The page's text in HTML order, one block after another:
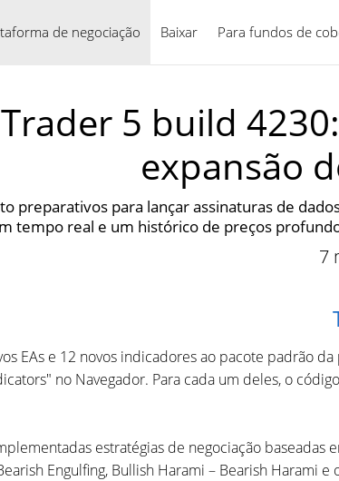
de negociação Baixar Para fundos de
5 build
expansão
preparativos para lançar assinaturas de
tempo real e um histórico de preços
7
EAs e 12 novos indicadores ao pacote padrão
no Navegador. Para cada um deles, o
estratégias de negociação
Engulfing, Bullish Harami – Bearish Harami